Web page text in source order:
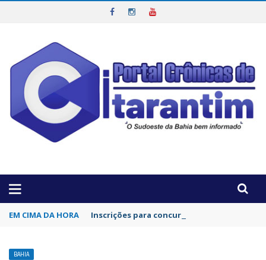
EM CIMA DA HORA Inscrições para concurso da Polícia Civil da
BAHIA